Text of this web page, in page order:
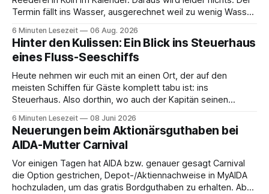
Termin fällt ins Wasser, ausgerechnet weil zu wenig Wasser
und fahren mit Thurgau Travel die Donau hinunter Richtung
Budapest. Auch
6 Minuten Lesezeit 06 Aug. 2026
Hinter den Kulissen: Ein Blick ins Steuerhaus
eines Fluss-Seeschiffs
Heute nehmen wir euch mit an einen Ort, der auf den
meisten Schiffen für Gäste komplett tabu ist: ins
Steuerhaus. Also dorthin, wo auch der Kapitän seinen
Saxonia ging es zur Mittagszeit von Mainz Richtung Koblenz
– und wir durften für ein
6 Minuten Lesezeit 08 Juni 2026
Neuerungen beim Aktionärsguthaben bei
AIDA-Mutter Carnival
Vor einigen Tagen hat AIDA bzw. genauer gesagt Carnival
die Option gestrichen, Depot-/Aktiennachweise in MyAIDA
hochzuladen, um das gratis Bordguthaben zu erhalten. Ab